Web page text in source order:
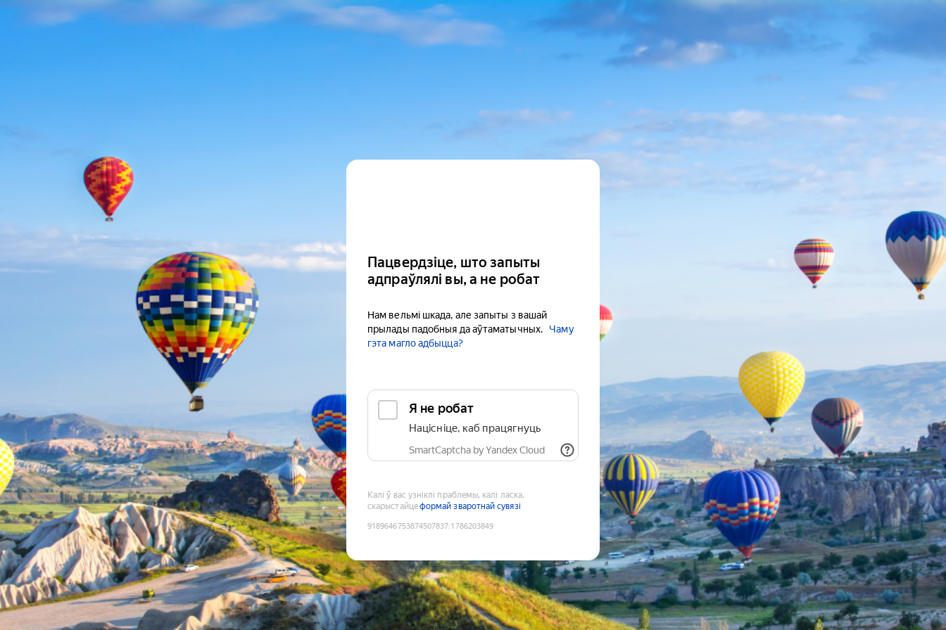
Пацвердзіце, што запыты
адпраўлялі вы, а не робат
Нам вельмі шкада, але запыты з вашай
прылады падобныя да аўтаматычных.
Чаму
гэта магло адбыцца?
Я не робат
Націсніце, каб працягнуць
SmartCaptcha by Yandex Cloud
Калі ў вас узніклі праблемы, калі ласка,
скарыстайцеформай зваротнай сувязі
9189646753874507837:1786203849